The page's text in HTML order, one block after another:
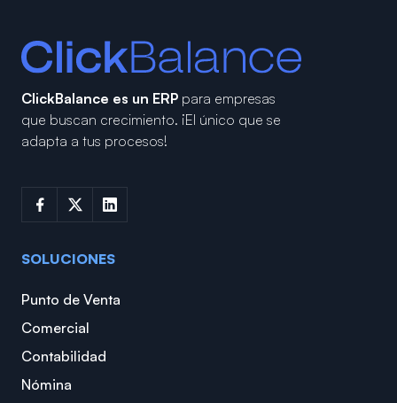
ClickBalance es un ERP para empresas
que buscan crecimiento. ¡El único que se
adapta a tus procesos!
SOLUCIONES
Punto de Venta
Comercial
Contabilidad
Nómina